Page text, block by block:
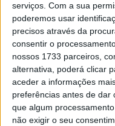
serviços. Com a sua
poderemos usar
precisos através da
consentir o
nossos 1733 parceiros,
alternativa, poderá clicar
aceder a informações
preferências antes de dar
que algum
não exigir o seu
rebentar”.
Em Lalim, A Queima do
Freguesia de Lalim,
Lamego, e este ano
Lamares que terá uma
dramatização do
participação da